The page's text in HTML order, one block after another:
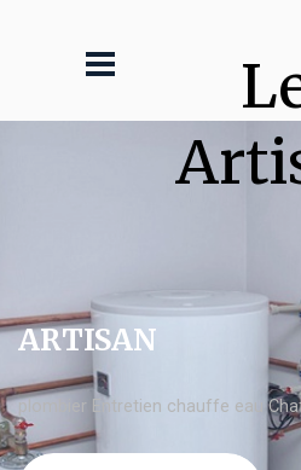
ARTISAN
plombier Entretien chauffe eau